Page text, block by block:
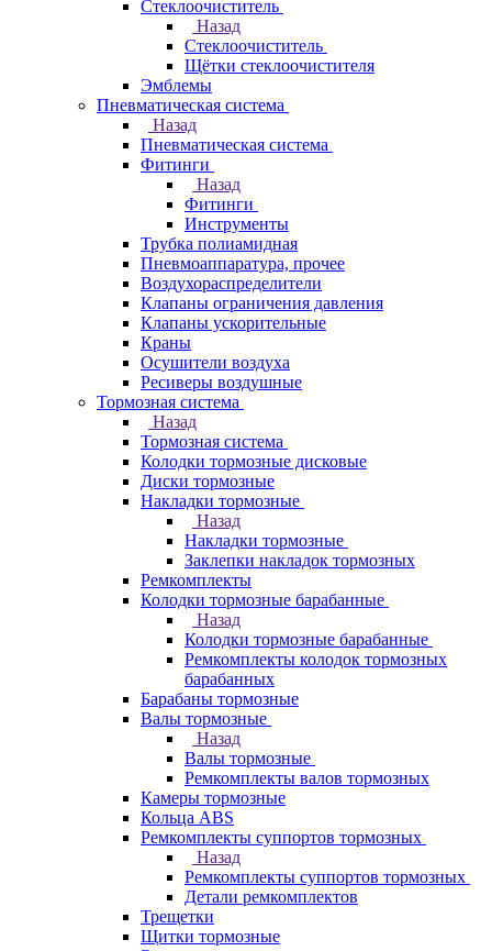
Стеклоочиститель
Назад
Стеклоочиститель
Щётки стеклоочистителя
Эмблемы
Пневматическая система
Назад
Пневматическая система
Фитинги
Назад
Фитинги
Инструменты
Трубка полиамидная
Пневмоаппаратура, прочее
Воздухораспределители
Клапаны ограничения давления
Клапаны ускорительные
Краны
Осушители воздуха
Ресиверы воздушные
Тормозная система
Назад
Тормозная система
Колодки тормозные дисковые
Диски тормозные
Накладки тормозные
Назад
Накладки тормозные
Заклепки накладок тормозных
Ремкомплекты
Колодки тормозные барабанные
Назад
Колодки тормозные барабанные
Ремкомплекты колодок тормозных
барабанных
Барабаны тормозные
Валы тормозные
Назад
Валы тормозные
Ремкомплекты валов тормозных
Камеры тормозные
Кольца ABS
Ремкомплекты суппортов тормозных
Назад
Ремкомплекты суппортов тормозных
Детали ремкомплектов
Трещетки
Щитки тормозные